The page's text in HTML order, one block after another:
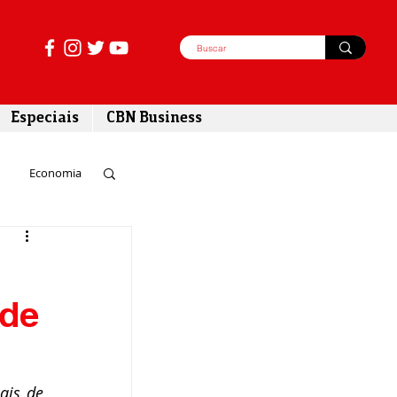
Especiais CBN Business
Economia
de